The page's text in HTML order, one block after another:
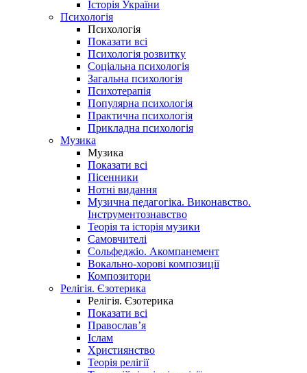
Історія України
Психологія
Психологія
Показати всі
Психологія розвитку
Соціальна психологія
Загальна психологія
Психотерапія
Популярна психологія
Практична психологія
Прикладна психологія
Музика
Музика
Показати всі
Пісенники
Нотні видання
Музична педагогіка. Виконавство.
Інструментознавство
Теорія та історія музики
Самовчителі
Сольфеджіо. Акомпанемент
Вокально-хорові композиції
Композитори
Релігія. Єзотерика
Релігія. Єзотерика
Показати всі
Православ’я
Іслам
Християнство
Теорія релігії